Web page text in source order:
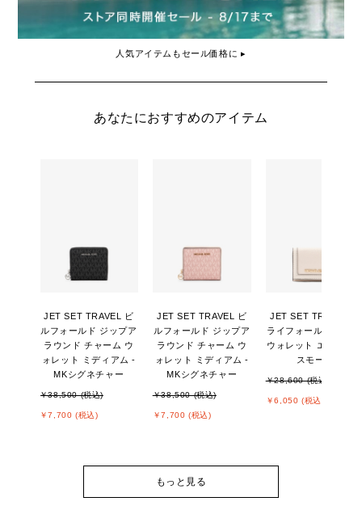
人気アイテムもセール価格に ▸
あなたにおすすめのアイテム
JET SET TRAVEL ビ
ルフォールド ジップア
ラウンド チャーム ウ
ォレット ミディアム -
MKシグネチャー
￥38,500 (税込)
￥7,700 (税込)
JET SET TRAVEL ビ
ルフォールド ジップア
ラウンド チャーム ウ
ォレット ミディアム -
MKシグネチャー
￥38,500 (税込)
￥7,700 (税込)
JET SET TRAVEL ト
ライフォールド ジッ
ウォレット エクスト
スモール
￥28,600 (税込)
￥6,050 (税込)
もっと見る